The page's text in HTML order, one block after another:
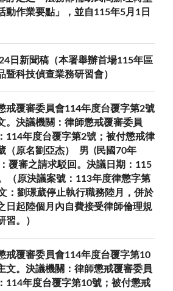
動作業要點」，並自115年5月1日
日新聞稿（本署舉辦首場115年區
暨科技偵查業務研習會）
戒覆審委員會114年度台覆字第2號
。決議機關：律師懲戒覆審委員
114年度台覆字第2號；被付懲戒律
（原名劉亞杰） 男 (民國70年
覆審之請求駁回。決議日期：115
（原決議案號：113年度律懲字第
：劉璟葳停止執行職務陸月，併於
日起陸個月內自費接受律師倫理規
習。）
戒覆審委員會114年度台覆字第10
文。決議機關：律師懲戒覆審委員
114年度台覆字第10號；被付懲戒